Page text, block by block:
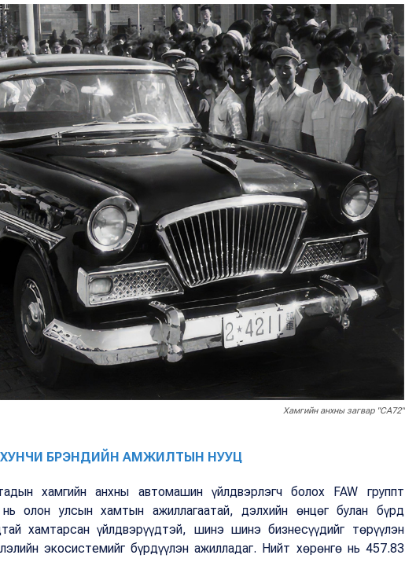
Хамгийн анхны загвар "СА72"
ХУНЧИ БРЭНДИЙН АМЖИЛТЫН НУУЦ
хамгийн анхны автомашин үйлдвэрлэгч болох FAW группт
нь олон улсын хамтын ажиллагаатай, дэлхийн өнцөг булан бүрд
хамтарсан үйлдвэрүүдтэй, шинэ шинэ бизнесүүдийг төрүүлэн
экосистемийг бүрдүүлэн ажилладаг. Нийт хөрөнгө нь 457.83